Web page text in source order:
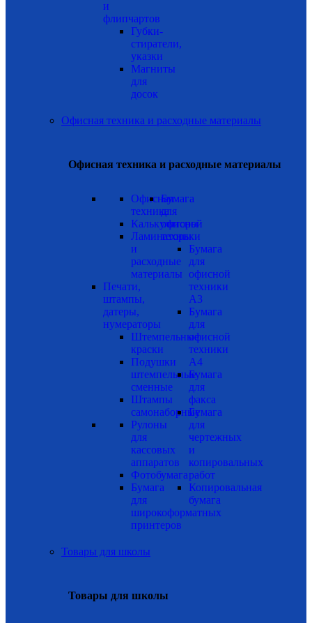
и
флипчартов
Губки-
стиратели,
указки
Магниты
для
досок
Офисная техника и расходные материалы
Офисная техника и расходные материалы
Офисная
техника
Калькуляторы
Ламинаторы
и
расходные
материалы
Печати,
штампы,
датеры,
нумераторы
Штемпельные
краски
Подушки
штемпельные
сменные
Штампы
самонаборные
Рулоны
для
кассовых
аппаратов
Фотобумага
Бумага
для
широкоформатных
принтеров
Бумага
для
офисной
техники
Бумага
для
офисной
техники
А3
Бумага
для
офисной
техники
А4
Бумага
для
факса
Бумага
для
чертежных
и
копировальных
работ
Копировальная
бумага
Товары для школы
Товары для школы